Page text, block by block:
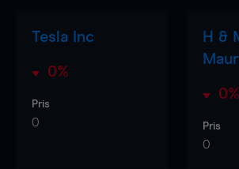
Tesla Inc
0%
Pris
0
H &
0%
Pris
0